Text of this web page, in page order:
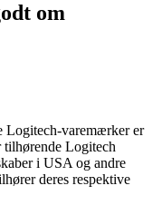
om
Logitech-varemærker er
Logitech
i USA og andre
deres respektive